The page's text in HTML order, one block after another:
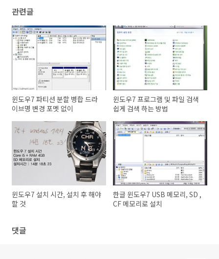
관련글
윈도우7 파티션 분할 병합 드라
이브명 변경 포멧 없이
윈도우7 프로그램 및 파일 검색
쉽게 검색 하는 방법
윈도우7 설치 시간, 설치 후 해야
할 것
한글 윈도우7 USB 메모리, SD ,
CF 메모리로 설치
댓글